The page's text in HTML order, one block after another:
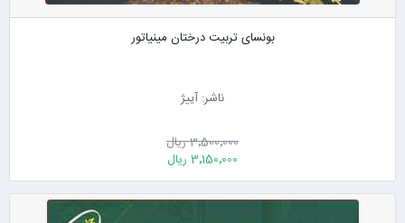
بونسای تربیت درختان مینیاتور
ناشر: آییژ
3٬500٬000 ریال
3٬150٬000 ریال